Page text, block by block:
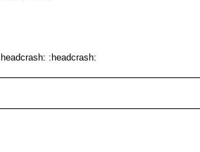
:headcrash: